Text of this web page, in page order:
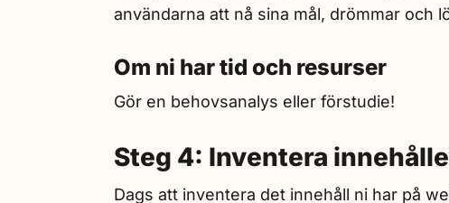
användarna att nå sina mål, drömmar och
Om ni har tid och resurser
Gör en behovsanalys eller förstudie!
Steg 4: Inventera
Dags att inventera det innehåll ni har på